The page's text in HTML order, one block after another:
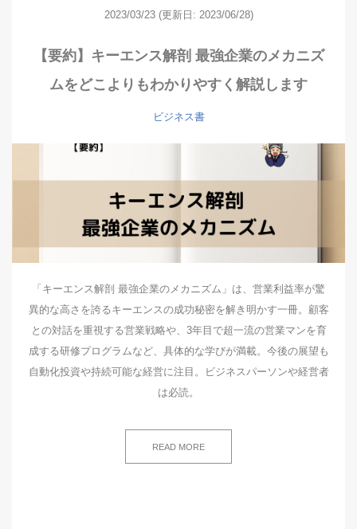
2023/03/23 (更新日: 2023/06/28)
【要約】キーエンス解剖 最強企業のメカニズ
ムをどこよりもわかりやすく解説します
ビジネス書
「キーエンス解剖 最強企業のメカニズム」は、営業利益率が驚
異的な高さを誇るキーエンスの成功秘密を解き明かす一冊。顧客
との対話を重視する営業戦略や、3年目で超一流の営業マンを育
成する研修プログラムなど、具体的な学びが満載。今後の展望も
自動化投資や持続可能な経営に注目。ビジネスパーソンや経営者
は必読。
READ MORE